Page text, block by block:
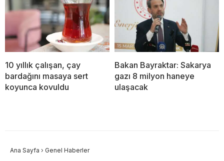
10 yıllık çalışan, çay
bardağını masaya sert
koyunca kovuldu
Bakan Bayraktar: Sakarya
gazı 8 milyon haneye
ulaşacak
Ana Sayfa › Genel Haberler